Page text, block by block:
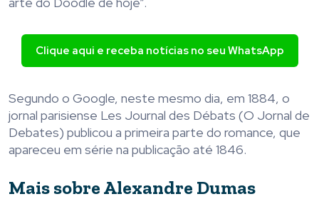
Clique aqui e receba notícias no seu WhatsApp
Segundo o Google, neste mesmo dia, em 1884, o
jornal parisiense Les Journal des Débats (O Jornal de
Debates) publicou a primeira parte do romance, que
apareceu em série na publicação até 1846.
Mais sobre Alexandre Dumas